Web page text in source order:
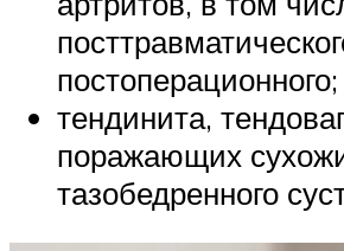
постоперационного;
тендинита,
поражающих
тазобедренного